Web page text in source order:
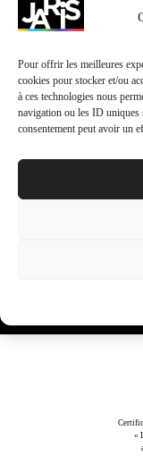
Pour offrir les meilleures
cookies pour stocker et/ou
à ces technologies nous
navigation ou les ID uniques
consentement peut avoir un
Cliquez
Share This
«